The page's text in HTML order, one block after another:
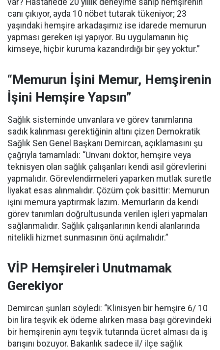
var? Hastanede 20 yıllık deneyime sahip hemşirenin
canı çıkıyor, ayda 10 nöbet tutarak tükeniyor; 23
yaşındaki hemşire arkadaşımız ise idarede memurun
yapması gereken işi yapıyor. Bu uygulamanın hiç
kimseye, hiçbir kuruma kazandırdığı bir şey yoktur.”
“Memurun İşini Memur, Hemşirenin
İşini Hemşire Yapsın”
Sağlık sisteminde unvanlara ve görev tanımlarına
sadık kalınması gerektiğinin altını çizen Demokratik
Sağlık Sen Genel Başkanı Demircan, açıklamasını şu
çağrıyla tamamladı: “Unvanı doktor, hemşire veya
teknisyen olan sağlık çalışanları kendi asil görevlerini
yapmalıdır. Görevlendirmeleri yaparken mutlak suretle
liyakat esas alınmalıdır. Çözüm çok basittir: Memurun
işini memura yaptırmak lazım. Memurların da kendi
görev tanımları doğrultusunda verilen işleri yapmaları
sağlanmalıdır. Sağlık çalışanlarının kendi alanlarında
nitelikli hizmet sunmasının önü açılmalıdır.”
VİP Hemşireleri Unutmamak
Gerekiyor
Demircan şunları söyledi: “Klinisyen bir hemşire 6/ 10
bin lira teşvik ek ödeme alırken masa başı görevindeki
bir hemşirenin aynı teşvik tutarında ücret alması da iş
barışını bozuyor. Bakanlık sadece il/ ilçe sağlık